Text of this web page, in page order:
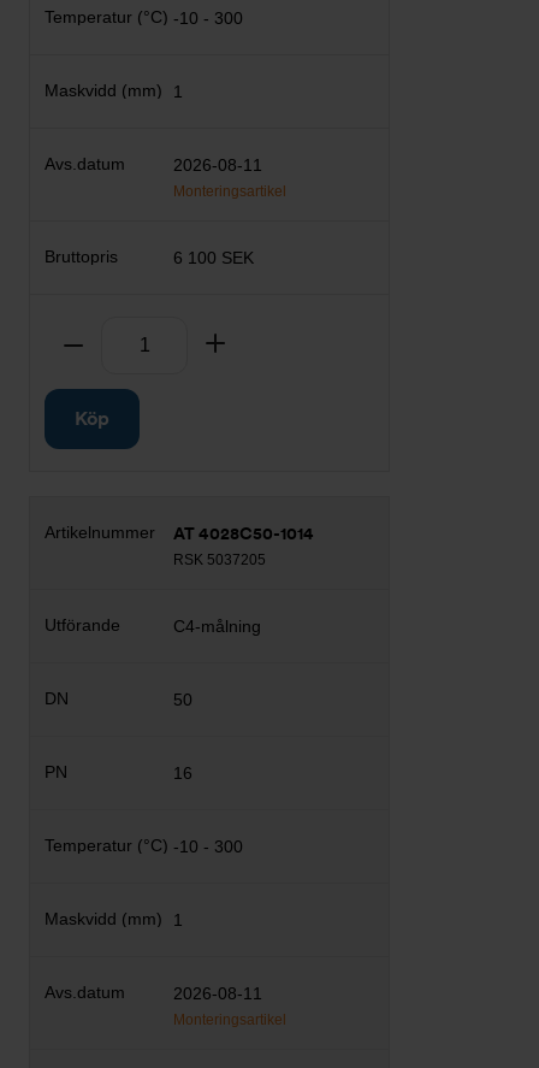
-10 - 300
1
2026-08-11
Monteringsartikel
6 100 SEK
Ta bort
Köp
AT 4028C50-1014
RSK 5037205
C4-målning
50
16
-10 - 300
1
2026-08-11
Monteringsartikel